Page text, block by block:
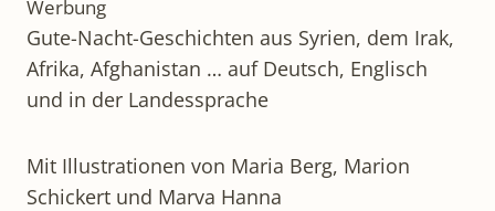
Werbung
Gute-Nacht-Geschichten aus Syrien, dem Irak,
Afrika, Afghanistan … auf Deutsch, Englisch
und in der Landessprache
Mit Illustrationen von Maria Berg, Marion
Schickert und Marva Hanna